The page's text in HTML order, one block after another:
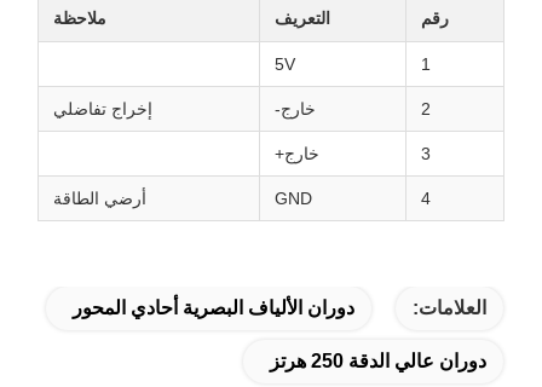
رقم التعريف ملاحظة
5V
خارج- إخراج تفاضلي
خارج+
4
GND أرضي الطاقة
العلامات: دوران الألياف البصرية أحادي المحور
دوران عالي الدقة 250 هرتز